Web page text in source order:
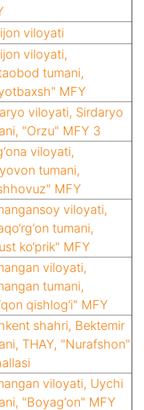
viloyati
viloyati,
tumani,
MFY
viloyati, Sirdaryo
"Orzu" MFY 3
viloyati,
tumani,
MFY
viloyati,
tumani,
ko‘prik" MFY
viloyati,
tumani,
qishlog‘i" MFY
shahri, Bektemir
THAY, "Nurafshon"
viloyati, Uychi
"Boyag‘on" MFY